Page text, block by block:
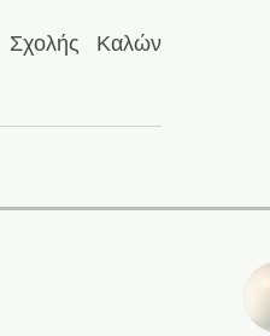
Σχολής Καλών